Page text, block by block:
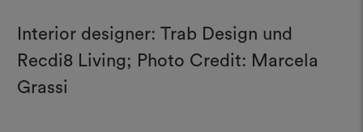
Interior designer: Trab Design und
Recdi8 Living; Photo Credit: Marcela
Grassi